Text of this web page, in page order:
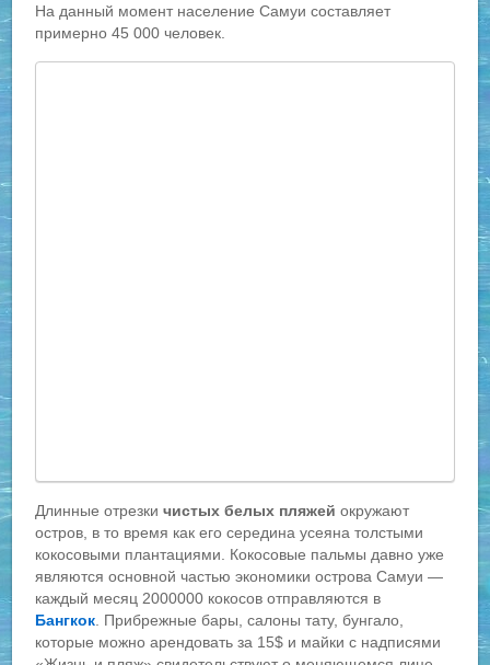
На данный момент население Самуи составляет
примерно 45 000 человек.
Длинные отрезкичистых белых пляжей окружают
остров, в то время как его середина усеяна толстыми
кокосовыми плантациями. Кокосовые пальмы давно уже
являются основной частью экономики острова Самуи —
каждый месяц 2000000 кокосов отправляются в
Бангкок. Прибрежные бары, салоны тату, бунгало,
которые можно арендовать за 15$ и майки с надписями